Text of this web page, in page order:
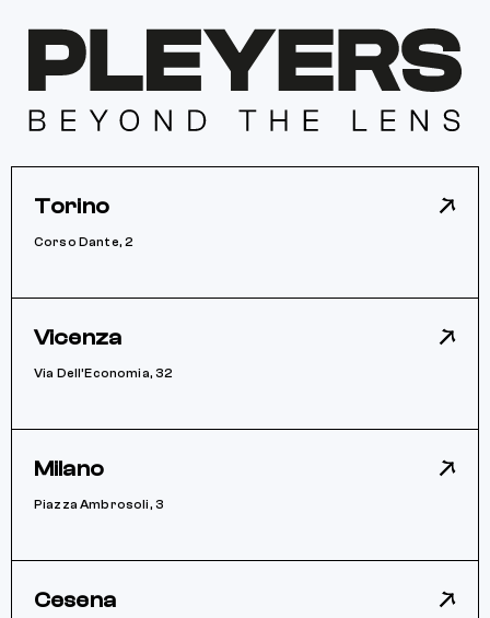
Torino
Corso Dante, 2
Vicenza
Via Dell’Economia, 32
Milano
Piazza Ambrosoli, 3
Cesena